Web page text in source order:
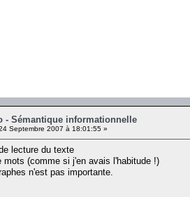
- Sémantique informationnelle
Septembre 2007 à 18:01:55 »
lecture du texte
mots (comme si j'en avais l'habitude !)
n'est pas importante.